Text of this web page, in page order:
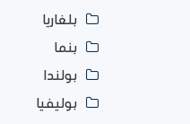
بلغاريا
بنما
بولندا
بوليفيا